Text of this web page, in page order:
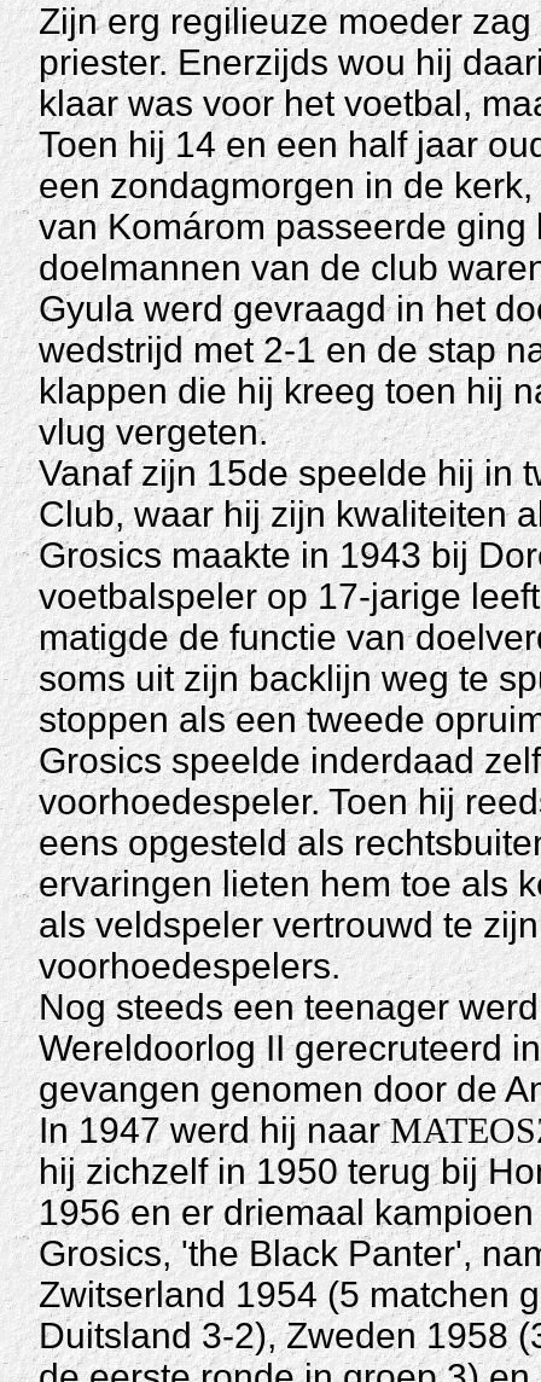
Zijn erg regilieuze moeder
priester. Enerzijds wou hij
klaar was voor het voetbal,
Toen hij 14 en een half jaar
een zondagmorgen in de
van Komárom passeerde
doelmannen van de club
Gyula werd gevraagd in het
wedstrijd met 2-1 en de stap
klappen die hij kreeg toen hij
vlug vergeten.
Vanaf zijn 15de speelde hij in
Club, waar hij zijn kwaliteiten
Grosics maakte in 1943 bij
voetbalspeler op 17-jarige
matigde de functie van
soms uit zijn backlijn weg te
stoppen als een tweede
Grosics speelde inderdaad
voorhoedespeler. Toen hij
eens opgesteld als
ervaringen lieten hem toe als
als veldspeler vertrouwd te
voorhoedespelers.
Nog steeds een teenager
Wereldoorlog II gerecruteerd
gevangen genomen door de
In 1947 werd hij naar
hij zichzelf in 1950 terug bij
1956 en er driemaal
Grosics, 'the Black Panter',
Zwitserland 1954 (5 matchen
Duitsland 3-2), Zweden 1958